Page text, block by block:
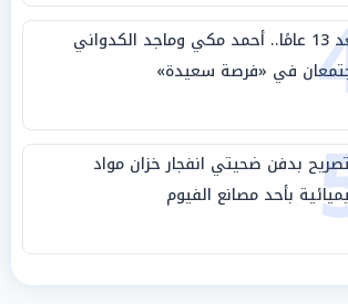
بعد 13 عامًا.. أحمد مكي وماجد الكدواني
في «فرصة سعيدة»
بدفن ضحيتي انفجار خزان مواد
بأحد مصانع الفيوم